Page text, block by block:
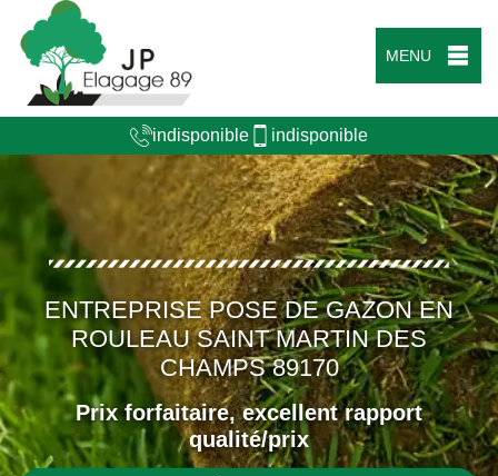
MENU
indisponible indisponible
ENTREPRISE POSE DE GAZON EN
ROULEAU SAINT MARTIN DES
CHAMPS 89170
Prix forfaitaire, excellent rapport
qualité/prix